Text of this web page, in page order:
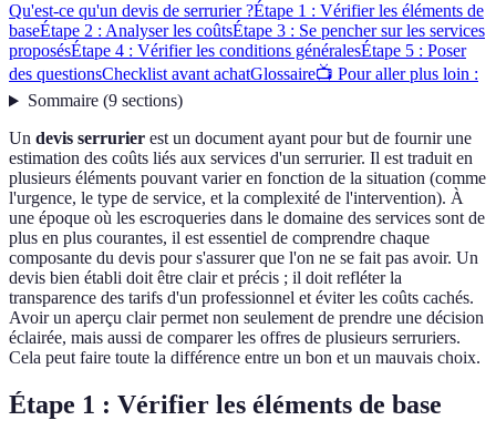
Qu'est-ce qu'un devis de serrurier ?Étape 1 : Vérifier les éléments de
baseÉtape 2 : Analyser les coûtsÉtape 3 : Se pencher sur les services
proposésÉtape 4 : Vérifier les conditions généralesÉtape 5 : Poser
des questionsChecklist avant achatGlossaire📺 Pour aller plus loin :
Sommaire(9 sections)
Un devis serrurier est un document ayant pour but de fournir une
estimation des coûts liés aux services d'un serrurier. Il est traduit en
plusieurs éléments pouvant varier en fonction de la situation (comme
l'urgence, le type de service, et la complexité de l'intervention). À
une époque où les escroqueries dans le domaine des services sont de
plus en plus courantes, il est essentiel de comprendre chaque
composante du devis pour s'assurer que l'on ne se fait pas avoir. Un
devis bien établi doit être clair et précis ; il doit refléter la
transparence des tarifs d'un professionnel et éviter les coûts cachés.
Avoir un aperçu clair permet non seulement de prendre une décision
éclairée, mais aussi de comparer les offres de plusieurs serruriers.
Cela peut faire toute la différence entre un bon et un mauvais choix.
Étape 1 : Vérifier les éléments de base